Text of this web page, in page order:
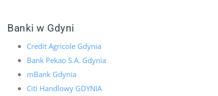
Banki w Gdyni
Credit Agricole Gdynia
Bank Pekao S.A. Gdynia
mBank Gdynia
Citi Handlowy GDYNIA